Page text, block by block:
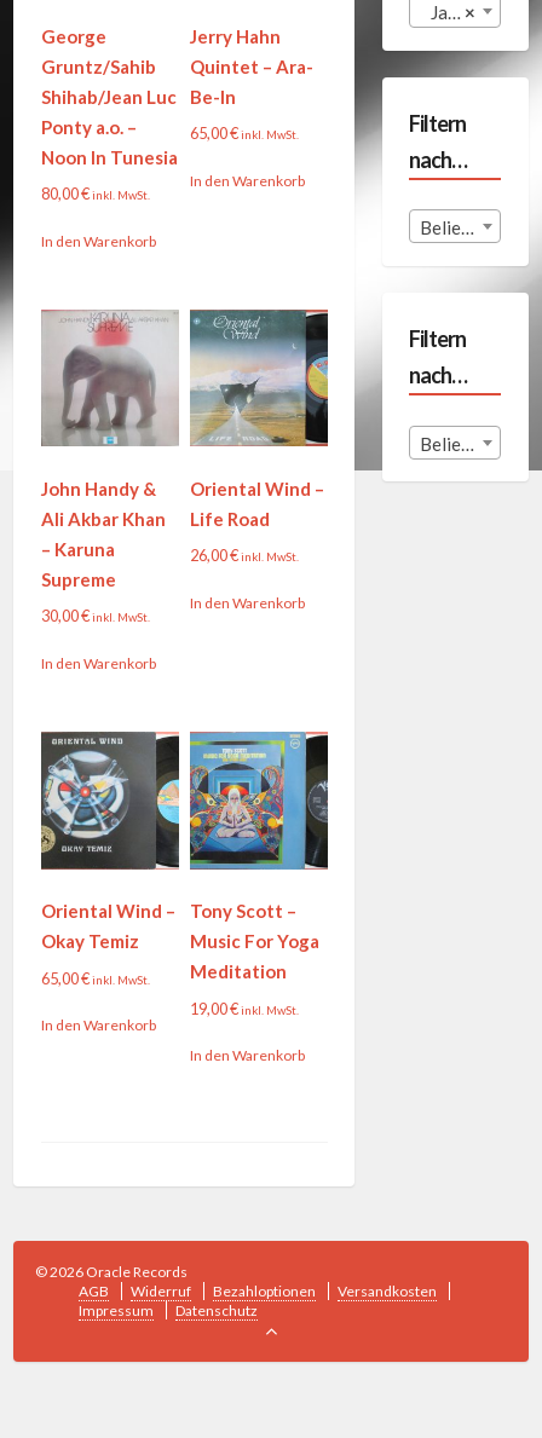
George
Gruntz/Sahib
Shihab/Jean Luc
Ponty a.o. –
Noon In Tunesia
80,00€inkl. MwSt.
In den Warenkorb
Jerry Hahn
Quintet – Ara-
Be-In
65,00€inkl. MwSt.
In den Warenkorb
John Handy &
Ali Akbar Khan
– Karuna
Supreme
30,00€inkl. MwSt.
In den Warenkorb
Oriental Wind –
Life Road
26,00€inkl. MwSt.
In den Warenkorb
Oriental Wind –
Okay Temiz
65,00€inkl. MwSt.
In den Warenkorb
Tony Scott –
Music For Yoga
Meditation
19,00€inkl. MwSt.
In den Warenkorb
×
Jazz (8)
Filtern
nach…
Beliebige Format
Filtern
nach…
© 2026 Oracle Records
AGB
Widerruf Bezahloptionen
Versandkosten
Impressum
Datenschutz